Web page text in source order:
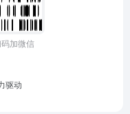
加微信
驱动